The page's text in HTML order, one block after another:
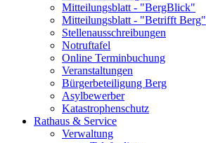
Mitteilungsblatt - "BergBlick"
Mitteilungsblatt - "Betrifft Berg"
Stellenausschreibungen
Notruftafel
Online Terminbuchung
Veranstaltungen
Bürgerbeteiligung Berg
Asylbewerber
Katastrophenschutz
Rathaus & Service
Verwaltung